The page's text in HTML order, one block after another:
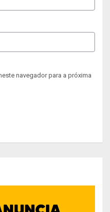
navegador para a próxima